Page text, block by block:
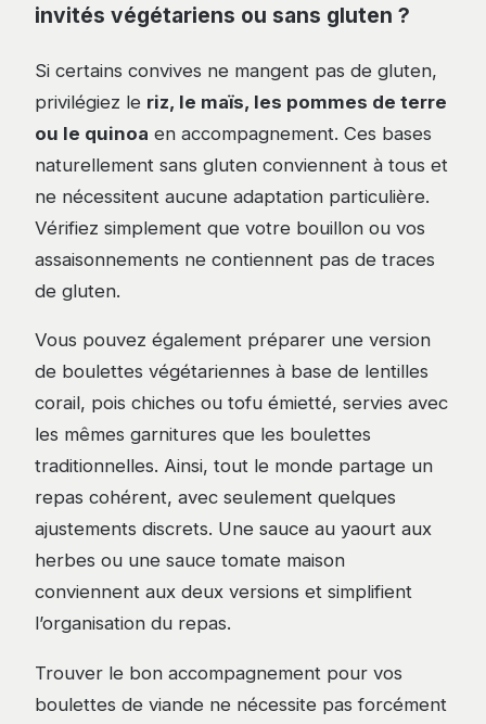
invités végétariens ou sans gluten ?
Si certains convives ne mangent pas de gluten,
privilégiez le riz, le maïs, les pommes de terre
ou le quinoa en accompagnement. Ces bases
naturellement sans gluten conviennent à tous et
ne nécessitent aucune adaptation particulière.
Vérifiez simplement que votre bouillon ou vos
assaisonnements ne contiennent pas de traces
de gluten.
Vous pouvez également préparer une version
de boulettes végétariennes à base de lentilles
corail, pois chiches ou tofu émietté, servies avec
les mêmes garnitures que les boulettes
traditionnelles. Ainsi, tout le monde partage un
repas cohérent, avec seulement quelques
ajustements discrets. Une sauce au yaourt aux
herbes ou une sauce tomate maison
conviennent aux deux versions et simplifient
l’organisation du repas.
Trouver le bon accompagnement pour vos
boulettes de viande ne nécessite pas forcément